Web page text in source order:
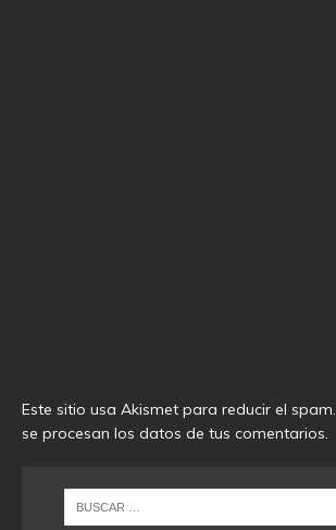
Este sitio usa Akismet para reducir el spam.
se procesan los datos de tus comentarios.